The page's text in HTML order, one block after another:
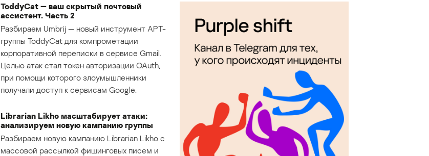
ToddyCat — ваш скрытый почтовый
ассистент. Часть 2
Разбираем Umbrij — новый инструмент APT-
группы ToddyCat для компрометации
корпоративной переписки в сервисе Gmail.
Целью атак стал токен авторизации OAuth,
при помощи которого злоумышленники
получали доступ к сервисам Google.
Librarian Likho масштабирует атаки:
анализируем новую кампанию группы
Разбираем новую кампанию Librarian Likho с
массовой рассылкой фишинговых писем и